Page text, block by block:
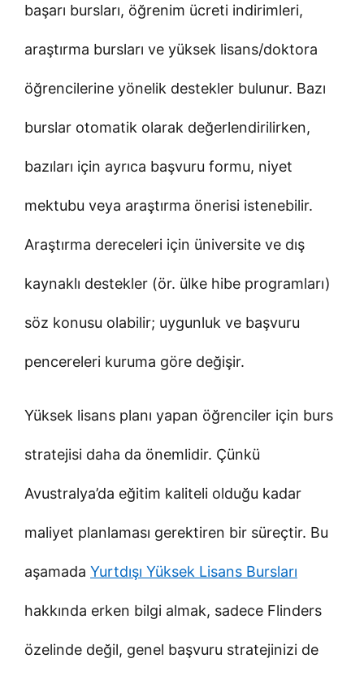
başarı bursları, öğrenim ücreti indirimleri,
araştırma bursları ve yüksek lisans/doktora
öğrencilerine yönelik destekler bulunur. Bazı
burslar otomatik olarak değerlendirilirken,
bazıları için ayrıca başvuru formu, niyet
mektubu veya araştırma önerisi istenebilir.
Araştırma dereceleri için üniversite ve dış
kaynaklı destekler (ör. ülke hibe programları)
söz konusu olabilir; uygunluk ve başvuru
pencereleri kuruma göre değişir.
Yüksek lisans planı yapan öğrenciler için burs
stratejisi daha da önemlidir. Çünkü
Avustralya’da eğitim kaliteli olduğu kadar
maliyet planlaması gerektiren bir süreçtir. Bu
aşamada Yurtdışı Yüksek Lisans Bursları
hakkında erken bilgi almak, sadece Flinders
özelinde değil, genel başvuru stratejinizi de